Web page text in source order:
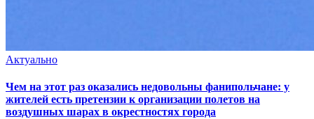
Актуально
Чем на этот раз оказались недовольны фанипольчане: у
жителей есть претензии к организации полетов на
воздушных шарах в окрестностях города